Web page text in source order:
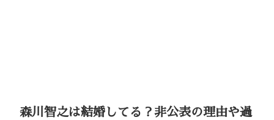
森川智之は結婚してる？非公表の理由や過